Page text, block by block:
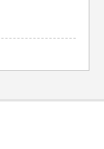
ます。浮気の